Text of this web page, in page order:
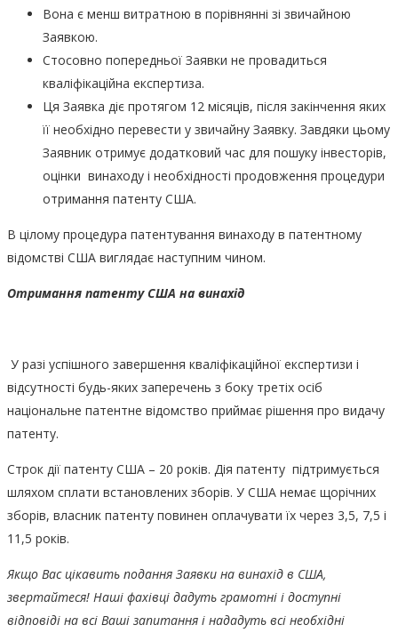
Вона є менш витратною в порівнянні зі звичайною
Заявкою.
Стосовно попередньої Заявки не провадиться
кваліфікаційна експертиза.
Ця Заявка діє протягом 12 місяців, після закінчення яких
її необхідно перевести у звичайну Заявку. Завдяки цьому
Заявник отримує додатковий час для пошуку інвесторів,
оцінки винаходу і необхідності продовження процедури
отримання патенту США.
В цілому процедура патентування винаходу в патентному
відомстві США виглядає наступним чином.
Отримання патенту США на винахід
У разі успішного завершення кваліфікаційної експертизи і
відсутності будь-яких заперечень з боку третіх осіб
національне патентне відомство приймає рішення про видачу
патенту.
Строк дії патенту США – 20 років. Дія патенту підтримується
шляхом сплати встановлених зборів. У США немає щорічних
зборів, власник патенту повинен оплачувати їх через 3,5, 7,5 і
11,5 років.
Якщо Вас цікавить подання Заявки на винахід в США,
звертайтеся! Наші фахівці дадуть грамотні і доступні
відповіді на всі Ваші запитання і нададуть всі необхідні